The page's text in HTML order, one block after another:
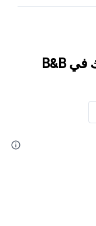
اعثر على نتائج أفضل لإقامتك في B&B